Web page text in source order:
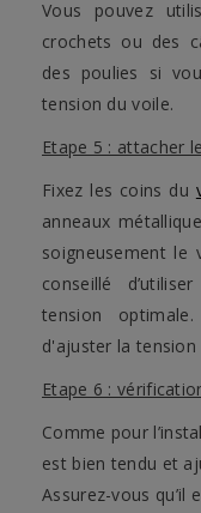
Vous pouvez
crochets ou des
des poulies si
tension du voile.
Etape 5 : attacher
Fixez les coins du
anneaux
soigneusement le
conseillé
tension
d'ajuster la tension
Etape 6 :
Comme pour
est bien tendu et
Assurez-vous qu’il